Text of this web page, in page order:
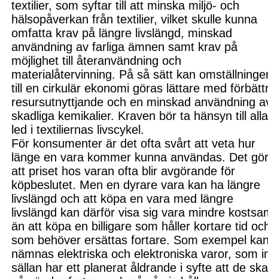
textilier, som syftar till att minska miljö- och
hälsopåverkan från textilier, vilket skulle kunna
omfatta krav på längre livslängd, minskad
användning av farliga ämnen samt krav på
möjlighet till återanvändning och
materialåtervinning. På så sätt kan
till en cirkulär ekonomigöras lättare med
resursutnyttjande och en minskad användning
skadliga kemikalier. Kraven bör ta hänsyn till alla
led i textiliernas livscykel.
För konsumenterär det ofta svårt att veta hur
länge en vara kommer kunna användas. Det
att priset hos varan ofta blir avgörande för
köpbeslutet. Men en dyrare vara kan ha längre
livslängd och att köpa en vara med längre
livslängd kan därför visa sig vara mindre
än att köpa en billigare som håller kortare tid
som behöver ersättas fortare. Som exempel
nämnas elektriska och elektroniska varor, som
sällan har ett planerat åldrande i syfte att de ska